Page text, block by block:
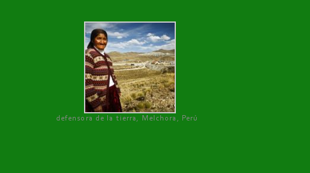
defensora de la tierra, Melchora, Perú